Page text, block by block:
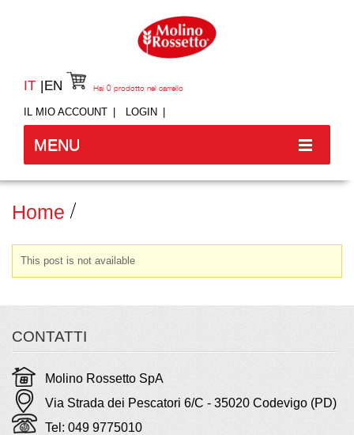
IT EN
IL MIO ACCOUNT LOGIN
Hai 0 prodotto nel carrello
MENU
Home
This post is not available
CONTATTI
Molino Rossetto SpA
Via Strada dei Pescatori 6/C - 35020 Codevigo (PD)
Tel: 049 9775010